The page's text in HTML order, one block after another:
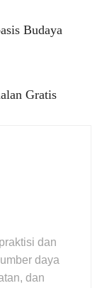
Budaya
Gratis
dan
daya
dan